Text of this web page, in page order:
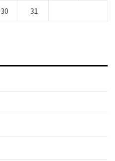
30
31